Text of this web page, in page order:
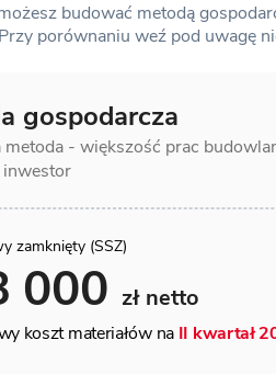
budować metodą
porównaniu weź pod uwagę
gospodarcza
metoda - większość prac
zamknięty (SSZ)
000 zł netto
koszt materiałów na II kwartał